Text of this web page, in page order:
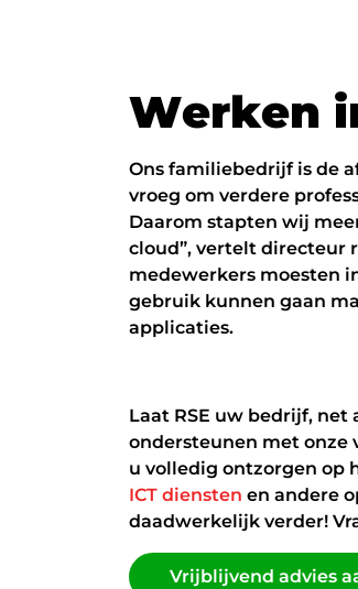
Werken i
Ons familiebedrijf is de
vroeg om verdere
Daarom stapten wij
cloud”, vertelt directeur
medewerkers moesten
gebruik kunnen gaan
applicaties.
Laat RSE uw bedrijf, net
ondersteunen met onze
u volledig ontzorgen op
ICT diensten en andere
daadwerkelijk verder!
Vrijblijvend advies